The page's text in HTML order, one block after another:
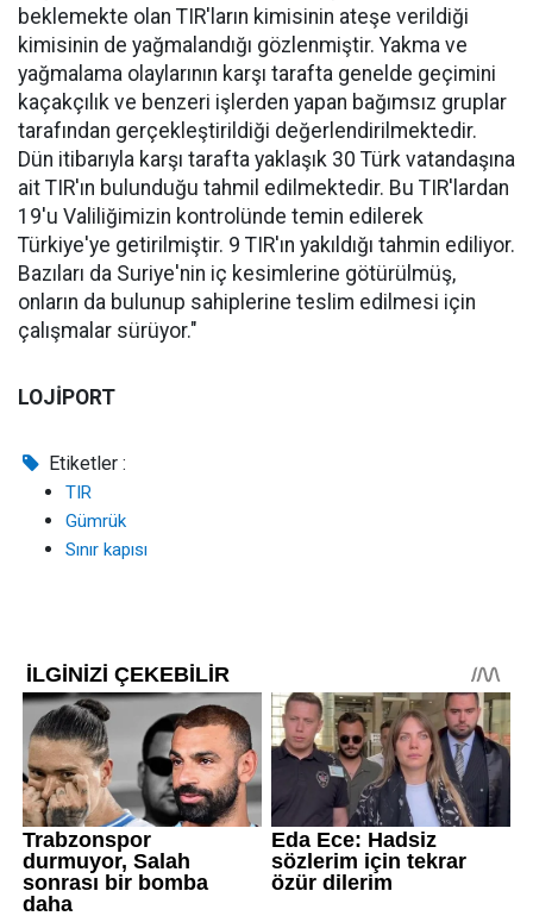
beklemekte olan TIR'ların kimisinin ateşe verildiği
kimisinin de yağmalandığı gözlenmiştir. Yakma ve
yağmalama olaylarının karşı tarafta genelde geçimini
kaçakçılık ve benzeri işlerden yapan bağımsız gruplar
tarafından gerçekleştirildiği değerlendirilmektedir.
Dün itibarıyla karşı tarafta yaklaşık 30 Türk vatandaşına
ait TIR'ın bulunduğu tahmil edilmektedir. Bu TIR'lardan
19'u Valiliğimizin kontrolünde temin edilerek
Türkiye'ye getirilmiştir. 9 TIR'ın yakıldığı tahmin ediliyor.
Bazıları da Suriye'nin iç kesimlerine götürülmüş,
onların da bulunup sahiplerine teslim edilmesi için
çalışmalar sürüyor."
LOJİPORT
Etiketler :
TIR
Gümrük
Sınır kapısı